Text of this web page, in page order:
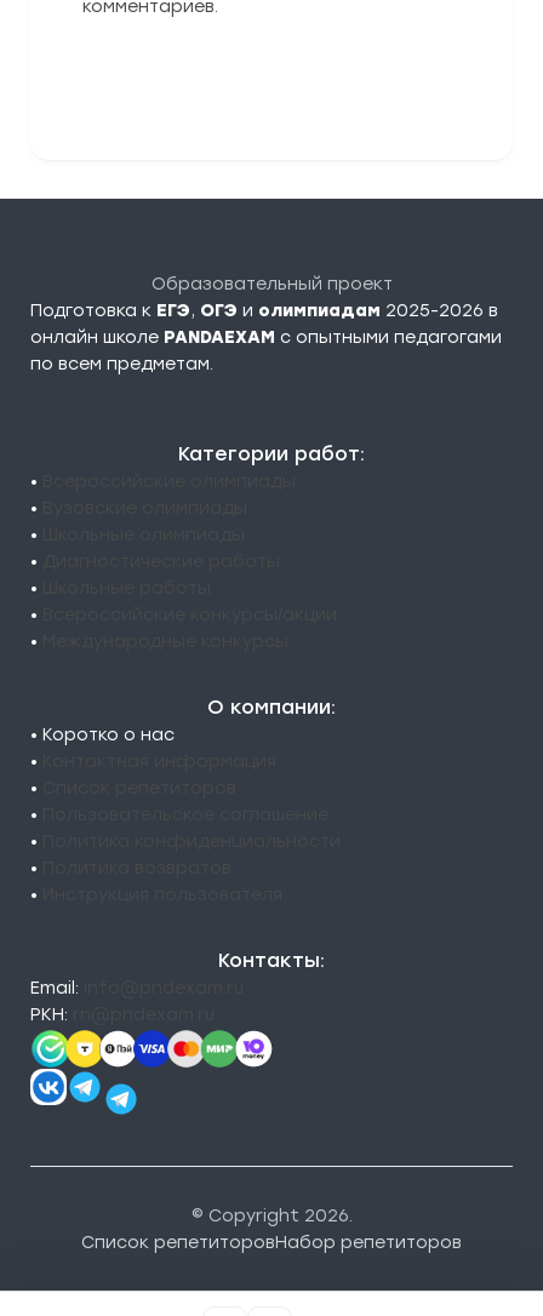
комментариев.
Образовательный проект
Подготовка к ЕГЭ, ОГЭ и олимпиадам 2025-2026 в
онлайн школе PANDAEXAM c опытными педагогами
по всем предметам.
Категории работ:
•
•
•
•
•
•
•
О компании:
• Коротко о нас
•
•
•
•
•
•
Контакты:
Email:
РКН:
© Copyright 2026.
Список репетиторовНабор репетиторов